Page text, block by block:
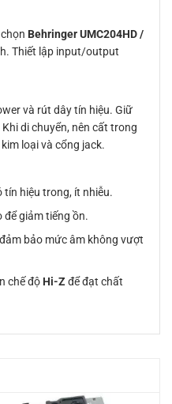
Behringer UMC204HD /
Thiết lập input/output
và rút dây tín hiệu. Giữ
di chuyển, nên cất trong
loại và cổng jack.
tín hiệu trong, ít nhiễu.
để giảm tiếng ồn.
bảo mức âm không vượt
chế độ Hi-Z để đạt chất